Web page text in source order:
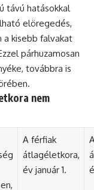
távú hatásokkal
elöregedés,
a kisebb falvakat
párhuzamosan
továbbra is
nem
A férfiak
átlagéletkora,
év január 1.